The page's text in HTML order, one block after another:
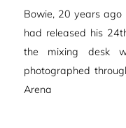
Bowie, 20 years ago
had released his
the mixing desk
photographed
Arena